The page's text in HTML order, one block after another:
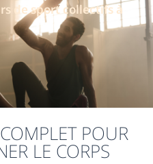
de sport collectifs à
POUR
LE CORPS